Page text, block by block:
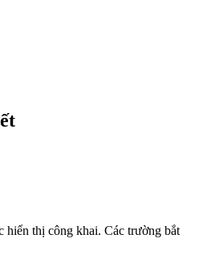
hiển thị công khai. Các trường bắt